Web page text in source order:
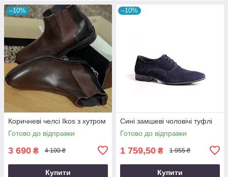
–10%
Коричневі челсі Ikos з хутром
Готово до відправки
3 690 ₴ 4 100 ₴
Купити
–10%
Сині замшеві чоловічі туфлі
Готово до відправки
1 759,50 ₴ 1 955 ₴
Купити